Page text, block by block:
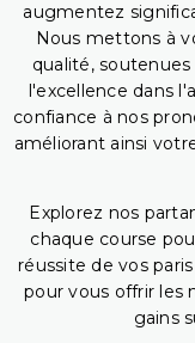
augmentez
Nous mettons à
qualité,
l'excellence dans
confiance à nos
améliorant ainsi
Explorez nos
chaque course
réussite de vos
pour vous offrir les
gains